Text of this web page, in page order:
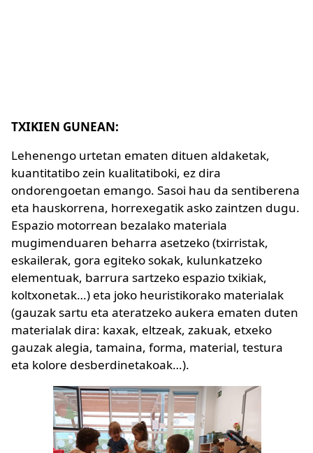
TXIKIEN GUNEAN:
Lehenengo urtetan ematen dituen aldaketak,
kuantitatibo zein kualitatiboki, ez dira
ondorengoetan emango. Sasoi hau da sentiberena
eta hauskorrena, horrexegatik asko zaintzen dugu.
Espazio motorrean bezalako materiala
mugimenduaren beharra asetzeko (txirristak,
eskailerak, gora egiteko sokak, kulunkatzeko
elementuak, barrura sartzeko espazio txikiak,
koltxonetak…) eta joko heuristikorako materialak
(gauzak sartu eta ateratzeko aukera ematen duten
materialak dira: kaxak, eltzeak, zakuak, etxeko
gauzak alegia, tamaina, forma, material, testura
eta kolore desberdinetakoak…).